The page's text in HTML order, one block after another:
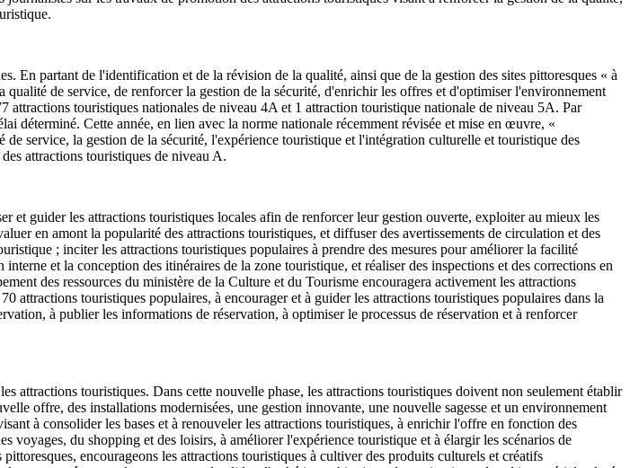
En partant de l'identification et de la révision de la qualité, ainsi que de la gestion des sites pittoresques « à
de service, de renforcer la gestion de la sécurité, d'enrichir les offres et d'optimiser l'environnement
touristiques nationales de niveau 4A et 1 attraction touristique nationale de niveau 5A. Par
déterminé. Cette année, en lien avec la norme nationale récemment révisée et mise en œuvre, «
service, la gestion de la sécurité, l'expérience touristique et l'intégration culturelle et touristique des
attractions touristiques de niveau A.
et guider les attractions touristiques locales afin de renforcer leur gestion ouverte, exploiter au mieux les
en amont la popularité des attractions touristiques, et diffuser des avertissements de circulation et des
; inciter les attractions touristiques populaires à prendre des mesures pour améliorer la facilité
et la conception des itinéraires de la zone touristique, et réaliser des inspections et des corrections en
des ressources du ministère de la Culture et du Tourisme encouragera activement les attractions
touristiques populaires, à encourager et à guider les attractions touristiques populaires dans la
à publier les informations de réservation, à optimiser le processus de réservation et à renforcer
attractions touristiques. Dans cette nouvelle phase, les attractions touristiques doivent non seulement établir
offre, des installations modernisées, une gestion innovante, une nouvelle sagesse et un environnement
à consolider les bases et à renouveler les attractions touristiques, à enrichir l'offre en fonction des
voyages, du shopping et des loisirs, à améliorer l'expérience touristique et à élargir les scénarios de
encourageons les attractions touristiques à cultiver des produits culturels et créatifs